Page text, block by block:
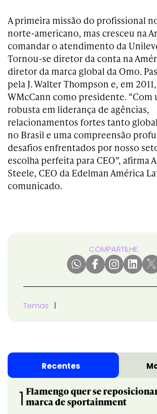
A primeira missão do profissional
norte-americano, mas cresceu na
comandar o atendimento da
Tornou-se diretor da conta na
diretor da marca global da Omo.
pela J. Walter Thompson e, em
WMcCann como presidente. “Com
robusta em liderança de agências,
relacionamentos fortes tanto
no Brasil e uma compreensão
desafios enfrentados por nosso
escolha perfeita para CEO”, afirma
Steele, CEO da Edelman América
comunicado.
COMPARTILHE:
Temas
Recentes
1 Flamengo quer se
marca de sportainment